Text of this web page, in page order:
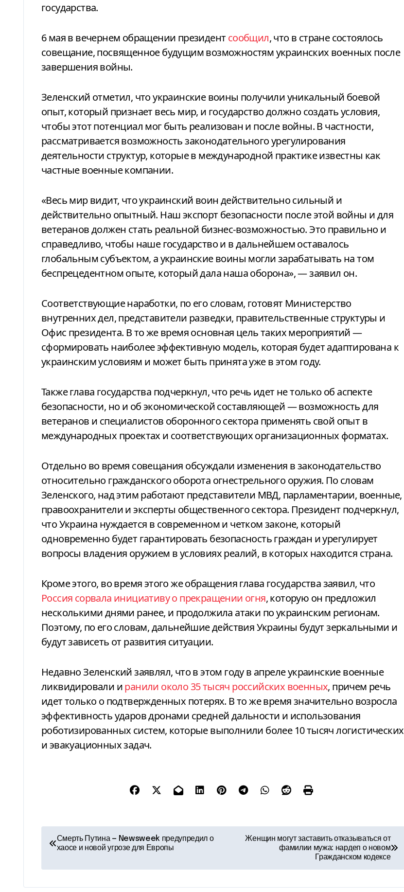
государства.
6 мая в вечернем обращении президентсообщил, что в стране состоялось
совещание, посвященное будущим возможностям украинских военных после
завершения войны.
Зеленский отметил, что украинские воины получили уникальный боевой
опыт, который признает весь мир, и государство должно создать условия,
чтобы этот потенциал мог быть реализован и после войны. В частности,
рассматривается возможность законодательного урегулирования
деятельности структур, которые в международной практике известны как
частные военные компании.
«Весь мир видит, что украинский воин действительно сильный и
действительно опытный. Наш экспорт безопасности после этой войны и для
ветеранов должен стать реальной бизнес-возможностью. Это правильно и
справедливо, чтобы наше государство и в дальнейшем оставалось
глобальным субъектом, а украинские воины могли зарабатывать на том
беспрецедентном опыте, который дала наша оборона», — заявил он.
Соответствующие наработки, по его словам, готовят Министерство
внутренних дел, представители разведки, правительственные структуры и
Офис президента. В то же время основная цель таких мероприятий —
сформировать наиболее эффективную модель, которая будет адаптирована к
украинским условиям и может быть принята уже в этом году.
Также глава государства подчеркнул, что речь идет не только об аспекте
безопасности, но и об экономической составляющей — возможность для
ветеранов и специалистов оборонного сектора применять свой опыт в
международных проектах и соответствующих организационных форматах.
Отдельно во время совещания обсуждали изменения в законодательство
относительно гражданского оборота огнестрельного оружия. По словам
Зеленского, над этим работают представители МВД, парламентарии, военные,
правоохранители и эксперты общественного сектора. Президент подчеркнул,
что Украина нуждается в современном и четком законе, который
одновременно будет гарантировать безопасность граждан и урегулирует
вопросы владения оружием в условиях реалий, в которых находится страна.
Кроме этого, во время этого же обращения глава государства заявил, что
Россия сорвала инициативу о прекращении огня, которую он предложил
несколькими днями ранее, и продолжила атаки по украинским регионам.
Поэтому, по его словам, дальнейшие действия Украины будут зеркальными и
будут зависеть от развития ситуации.
Недавно Зеленский заявлял, что в этом году в апреле украинские военные
ликвидировали иранили около 35 тысяч российских военных, причем речь
идет только о подтвержденных потерях. В то же время значительно возросла
эффективность ударов дронами средней дальности и использования
роботизированных систем, которые выполнили более 10 тысяч логистических
и эвакуационных задач.
Н
в
Смерть Путина — Newsweek предупредил о
хаосе и новой угрозе для Европы
Женщин могут заставить отказываться от
фамилии мужа: нардеп о новом
Гражданском кодексе